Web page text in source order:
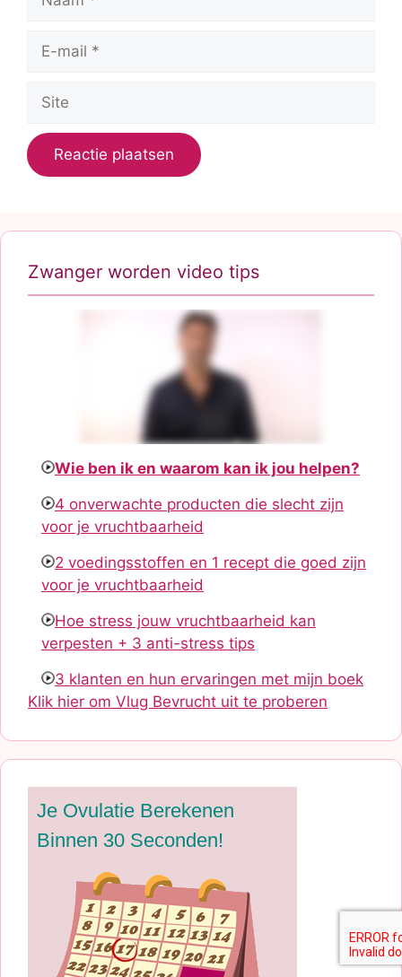
Site
Zwanger worden video tips
Wie ben ik en waarom kan ik jou helpen?
4 onverwachte producten die slecht zijn
voor je vruchtbaarheid
2 voedingsstoffen en 1 recept die goed zijn
voor je vruchtbaarheid
Hoe stress jouw vruchtbaarheid kan
verpesten + 3 anti-stress tips
3 klanten en hun ervaringen met mijn boek
Klik hier om Vlug Bevrucht uit te proberen
Je Ovulatie Berekenen
Binnen 30 Seconden!